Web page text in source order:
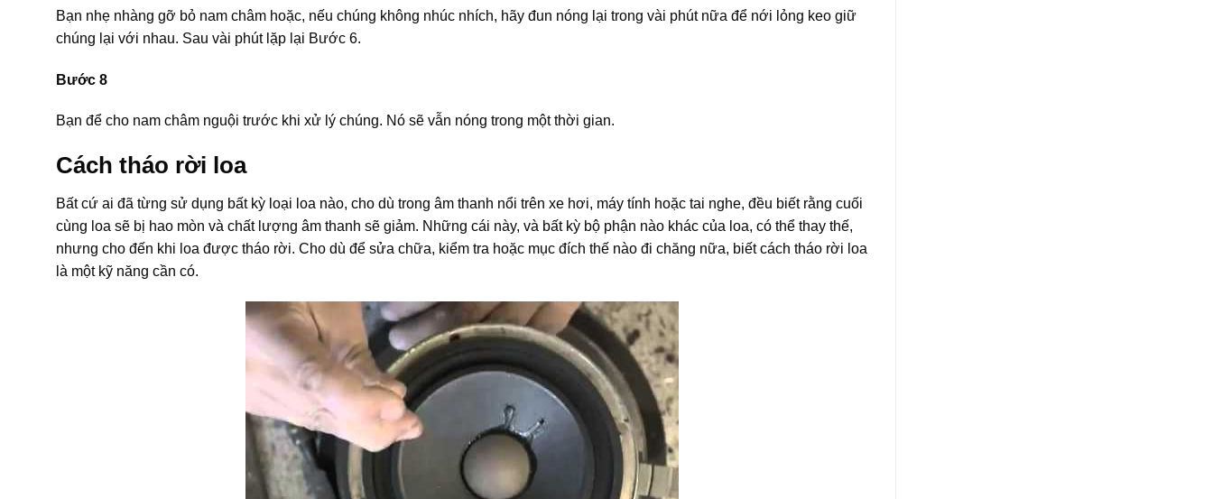
Bạn nhẹ nhàng gỡ bỏ nam châm hoặc, nếu chúng không nhúc nhích, hãy đun nóng lại trong vài phút nữa để nới lỏng keo giữ
chúng lại với nhau. Sau vài phút lặp lại Bước 6.
Bước 8
Bạn để cho nam châm nguội trước khi xử lý chúng. Nó sẽ vẫn nóng trong một thời gian.
Cách tháo rời loa
Bất cứ ai đã từng sử dụng bất kỳ loại loa nào, cho dù trong âm thanh nổi trên xe hơi, máy tính hoặc tai nghe, đều biết rằng cuối
cùng loa sẽ bị hao mòn và chất lượng âm thanh sẽ giảm. Những cái này, và bất kỳ bộ phận nào khác của loa, có thể thay thế,
nhưng cho đến khi loa được tháo rời. Cho dù để sửa chữa, kiểm tra hoặc mục đích thế nào đi chăng nữa, biết cách tháo rời loa
là một kỹ năng cần có.